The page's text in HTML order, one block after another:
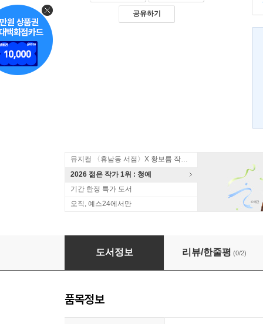
공유하기
뮤지컬 〈휴남동 서점〉X 황보름 작가 북토크
2026 젊은 작가 1위 : 청예
기간 한정 특가 도서
오직, 예스24에서만
이곳에 살기 위하여
도서정보 리뷰/한줄평 (0/2)
품목정보